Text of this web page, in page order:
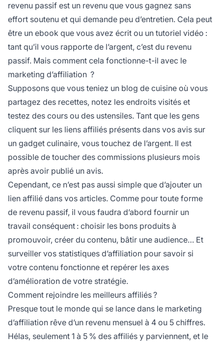
revenu passif est un revenu que vous gagnez sans
effort soutenu et qui demande peu d’entretien. Cela peut
être un ebook que vous avez écrit ou un tutoriel vidéo :
tant qu’il vous rapporte de l’argent, c’est du revenu
passif. Mais comment cela fonctionne-t-il avec le
marketing d’affiliation ?
Supposons que vous teniez un blog de cuisine où vous
partagez des recettes, notez les endroits visités et
testez des cours ou des ustensiles. Tant que les gens
cliquent sur les liens affiliés présents dans vos avis sur
un gadget culinaire, vous touchez de l’argent. Il est
possible de toucher des commissions plusieurs mois
après avoir publié un avis.
Cependant, ce n’est pas aussi simple que d’ajouter un
lien affilié dans vos articles. Comme pour toute forme
de revenu passif, il vous faudra d’abord fournir un
travail conséquent : choisir les bons produits à
promouvoir, créer du contenu, bâtir une audience… Et
surveiller vos statistiques d’affiliation pour savoir si
votre contenu fonctionne et repérer les axes
d’amélioration de votre stratégie.
Comment rejoindre les meilleurs affiliés ?
Presque tout le monde qui se lance dans le marketing
d’affiliation rêve d’un revenu mensuel à 4 ou 5 chiffres.
Hélas, seulement 1 à 5 % des affiliés y parviennent, et le